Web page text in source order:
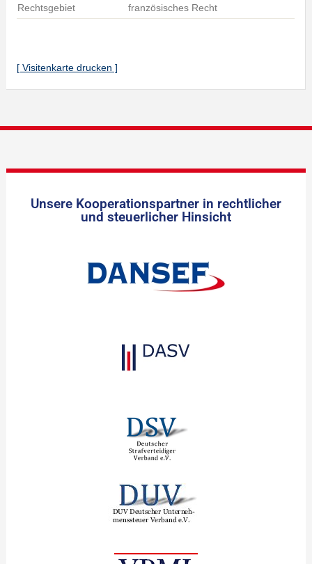
Rechtsgebiet
französisches Recht
[ Visitenkarte drucken ]
Unsere Kooperationspartner in rechtlicher
und steuerlicher Hinsicht